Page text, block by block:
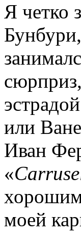
Я четко
или
Иван
«
моей